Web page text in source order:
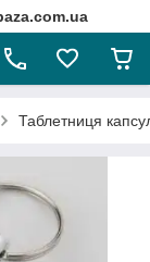
Таблетниця